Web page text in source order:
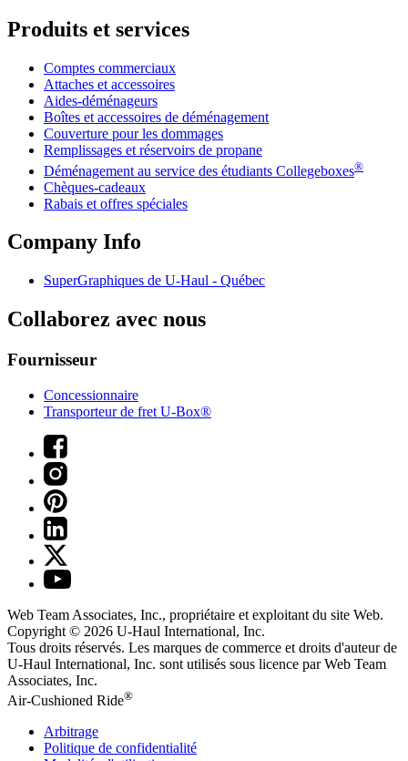
Produits et services
Comptes commerciaux
Attaches et accessoires
Aides-déménageurs
Boîtes et accessoires de déménagement
Couverture pour les dommages
Remplissages et réservoirs de propane
Déménagement au service des étudiants Collegeboxes®
Chèques-cadeaux
Rabais et offres spéciales
Company Info
SuperGraphiques de U-Haul - Québec
Collaborez avec nous
Fournisseur
Concessionnaire
Transporteur de fret U-Box®
Web Team Associates, Inc., propriétaire et exploitant du site Web.
Copyright © 2026 U-Haul International, Inc.
Tous droits réservés. Les marques de commerce et droits d'auteur de
U-Haul International, Inc. sont utilisés sous licence par Web Team
Associates, Inc.
Air-Cushioned Ride®
Arbitrage
Politique de confidentialité